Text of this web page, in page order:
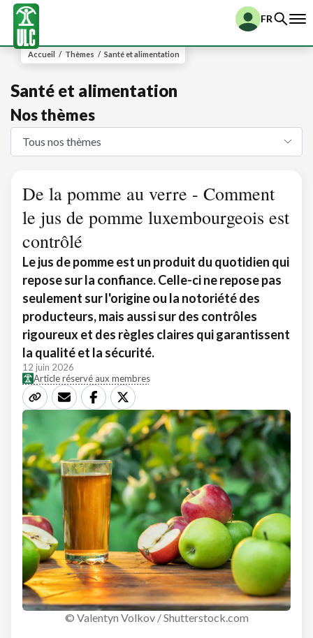
FR
Accueil / Thèmes / Santé et alimentation
Santé et alimentation
Nos thèmes
De la pomme au verre - Comment
le jus de pomme luxembourgeois est
contrôlé
Le jus de pomme est un produit du quotidien qui
repose sur la confiance. Celle-ci ne repose pas
seulement sur l'origine ou la notoriété des
producteurs, mais aussi sur des contrôles
rigoureux et des règles claires qui garantissent
la qualité et la sécurité.
12 juin 2026
Article réservé aux membres
© Valentyn Volkov / Shutterstock.com